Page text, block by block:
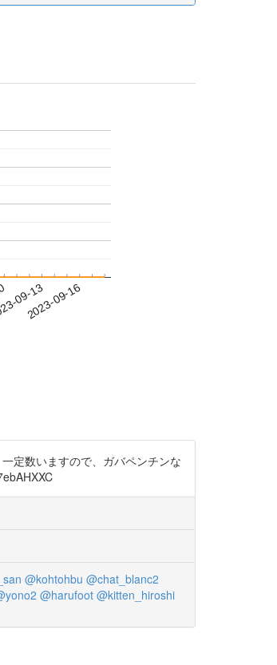
09-13
2023-09-16
定数いますので、ガバペンチンな
@kohtohbu @chat_blanc2
@harufoot @kitten_hiroshi